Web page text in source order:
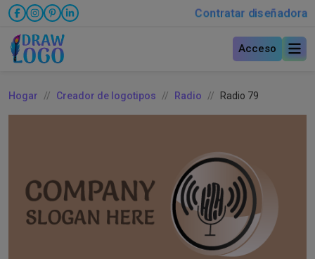
Contratar diseñadora
Acceso
Hogar Creador de logotipos Radio Radio 79